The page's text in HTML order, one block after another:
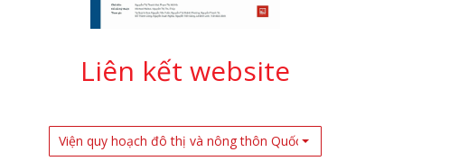
Liên kết website
Viện quy hoạch đô thị và nông thôn Quốc Gia